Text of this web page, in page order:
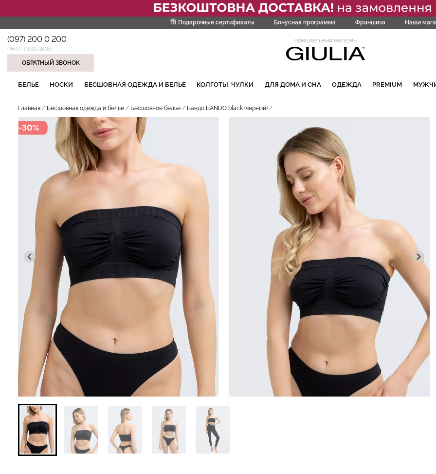
Подарочные сертификаты Бонусная программа Франшиза Наши
(097) 200 0 200
ПН-ПТ | 9:00-18:00
ОБРАТНЫЙ ЗВОНОК
официальный магазин
БЕЛЬЕ НОСКИ БЕСШОВНАЯ ОДЕЖДА И БЕЛЬЕ КОЛГОТЫ, ЧУЛКИ ДЛЯ ДОМА И СНА ОДЕЖДА PREMIUM
Главная Бесшовная одежда и белье Бесшовное белье Бандо BANDO black (черный)
-30%
НАШИ ТРЕНДОВЫЕ ТОВАРЫ
Бесшовные леггинсы из
микрофибры LEGGINGS 02
(черный) Giulia
552 грн.
Бесшовная бразилиана с
легкой коррекцией
BRASILIAN SHAPEWEAR
black (черный) Giulia
258 грн.
369 грн.
Велосипедки с высокой
талией TRACKS 01 (черный)
Giulia
384 грн. 549 грн.
Бесшовные
LEGGINGS
482 грн.689